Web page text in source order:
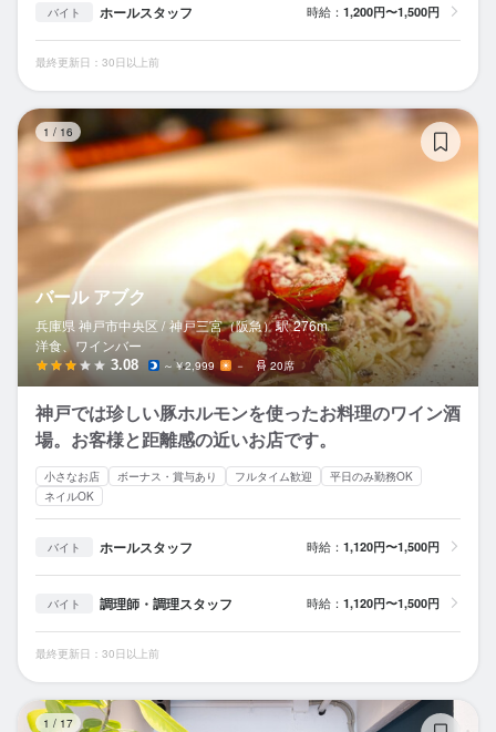
バイト ホールスタッフ 時給： 1,200円〜1,500円
最終更新日：30日以上前
1 / 16
バール アブク
兵庫県 神戸市中央区 / 神戸三宮（阪急）駅 276m
洋食、ワインバー
3.08 ～￥2,999 － 20席
神戸では珍しい豚ホルモンを使ったお料理のワイン酒
場。お客様と距離感の近いお店です。
小さなお店 ボーナス・賞与あり フルタイム歓迎
平日のみ勤務OK
ネイルOK
バイト ホールスタッフ 時給： 1,120円〜1,500円
バイト 調理師・調理スタッフ 時給： 1,120円〜1,500円
最終更新日：30日以上前
1 / 17